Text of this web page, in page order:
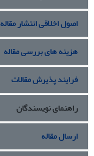
اصول اخلاقی انتشار مقاله
هزینه های بررسی مقاله
فرایند پذیرش مقالات
راهنمای نویسندگان
ارسال مقاله